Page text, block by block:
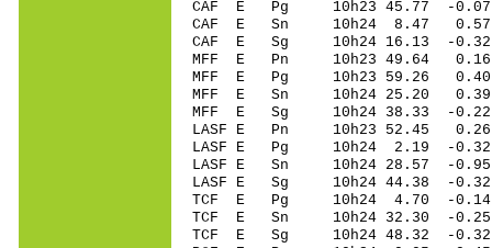
CAF E Pg 10h23 45.77 -
CAF E Sn 10h24 8.47 0.57
CAF E Sg 10h24 16.13 -
MFF E Pn 10h23 49.64
MFF E Pg 10h23 59.26
MFF E Sn 10h24 25.20
MFF E Sg 10h24 38.33 -
LASF E Pn 10h23 52.45
LASF E Pg 10h24 2.19 -
LASF E Sn 10h24 28.57 -
LASF E Sg 10h24 44.38 -
TCF E Pg 10h24 4.70 -0.14
TCF E Sn 10h24 32.30 -
TCF E Sg 10h24 48.32 -